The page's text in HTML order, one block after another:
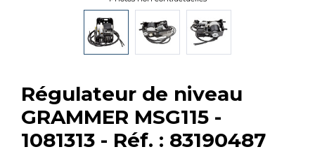
Régulateur de niveau
GRAMMER MSG115 -
1081313 - Réf. : 83190487